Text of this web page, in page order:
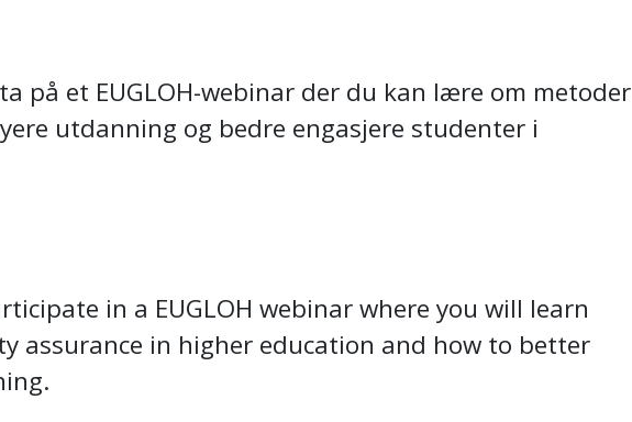
på et EUGLOH-webinar der du kan lære om metoder
utdanning og bedre engasjere studenter i
in a EUGLOH webinar where you will learn
assurance in higher education and how to better